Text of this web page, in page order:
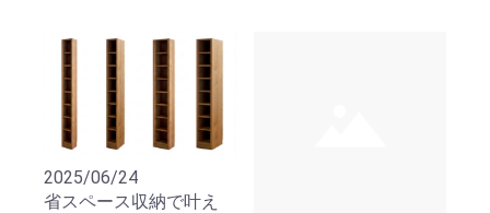
2025/06/24
省スペース収納で叶え